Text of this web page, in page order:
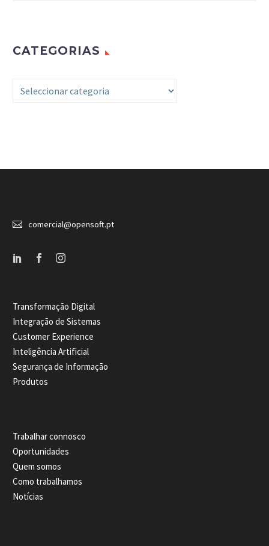
CATEGORIAS
Categorias

 comercial@opensoft.pt
Transformação Digital
Integração de Sistemas
Customer Experience
Inteligência Artificial
Segurança de Informação
Produtos
Trabalhar connosco
Oportunidades
Quem somos
Como trabalhamos
Notícias